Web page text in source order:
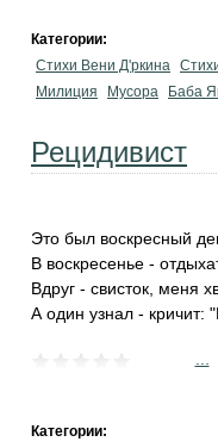
Категории:
Стихи Вени Д'ркина
Милиция
Мусора Баба
Рецидивист
Это был воскресный
В воскресенье -
Вдруг - свисток, меня
А один узнал - кричит:
Категории: